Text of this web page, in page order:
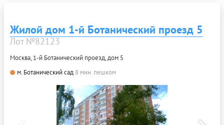
Жилой дом 1-й Ботанический проезд 5
Лот №82123
Москва, 1-й Ботанический проезд, дом 5
м. Ботанический сад 8 мин. пешком